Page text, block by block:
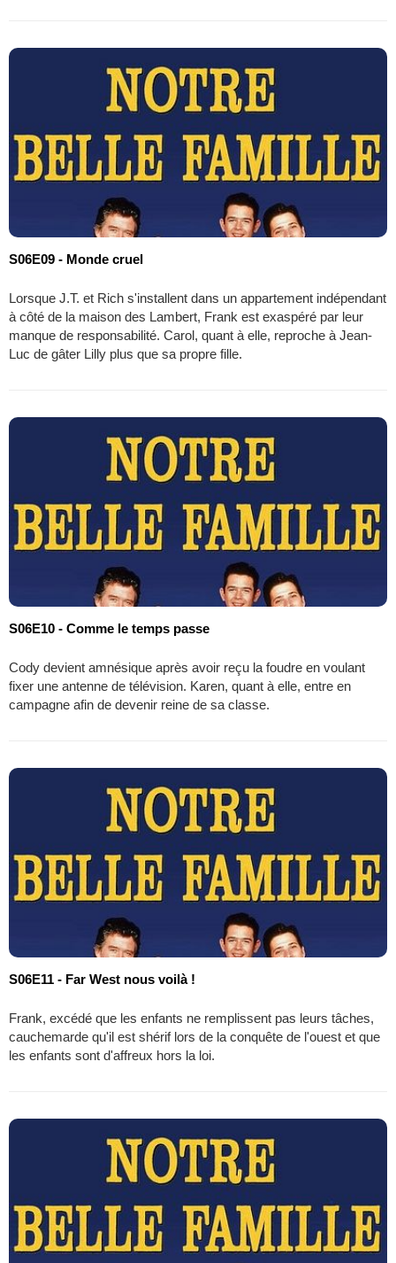
S06E09 - Monde cruel
Lorsque J.T. et Rich s'installent dans un appartement indépendant
à côté de la maison des Lambert, Frank est exaspéré par leur
manque de responsabilité. Carol, quant à elle, reproche à Jean-
Luc de gâter Lilly plus que sa propre fille.
S06E10 - Comme le temps passe
Cody devient amnésique après avoir reçu la foudre en voulant
fixer une antenne de télévision. Karen, quant à elle, entre en
campagne afin de devenir reine de sa classe.
S06E11 - Far West nous voilà !
Frank, excédé que les enfants ne remplissent pas leurs tâches,
cauchemarde qu'il est shérif lors de la conquête de l'ouest et que
les enfants sont d'affreux hors la loi.